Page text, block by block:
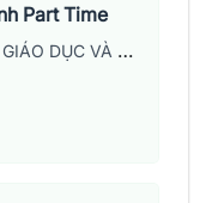
Part Time
CÔNG TY CỔ PHẦN GIÁO DỤC VÀ NĂNG LƯỢNG ĐÔNG ĐÔ